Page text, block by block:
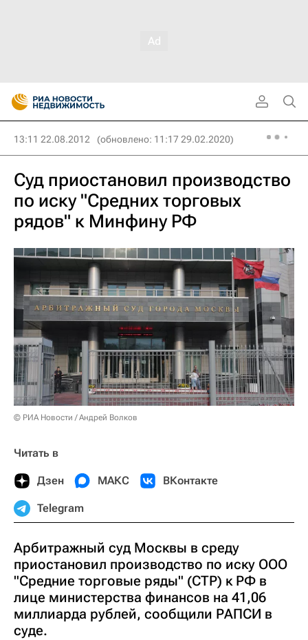
13:11 22.08.2012 (обновлено: 11:17 29.02.2020)
Суд приостановил производство
по иску "Средних торговых
рядов" к Минфину РФ
© РИА Новости / Андрей Волков
Читать в
Дзен МАКС ВКонтакте
Telegram
Арбитражный суд Москвы в среду
приостановил производство по иску ООО
"Средние торговые ряды" (СТР) к РФ в
лице министерства финансов на 41,06
миллиарда рублей, сообщили РАПСИ в
суде.